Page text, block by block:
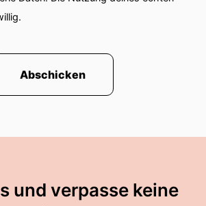
Abschicken
und verpasse keine